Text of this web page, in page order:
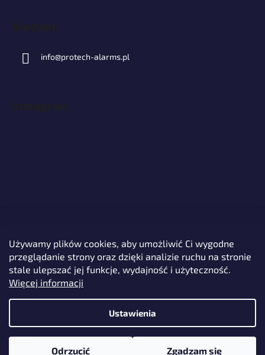
Używamy plików cookies, aby umożliwić Ci wygodne
przeglądanie strony oraz dzięki analizie ruchu na stronie
stale ulepszać jej funkcje, wydajność i użyteczność.
Więcej informacji
Ustawienia
Odrzucić Zgadzam się
Kontakt
info@protech-alarms.pl
Instagram
Śledź na Instagramie